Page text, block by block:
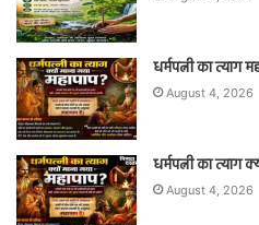
धर्मपत्नी का त्याग
August 4, 2026
धर्मपत्नी का त्याग
August 4, 2026